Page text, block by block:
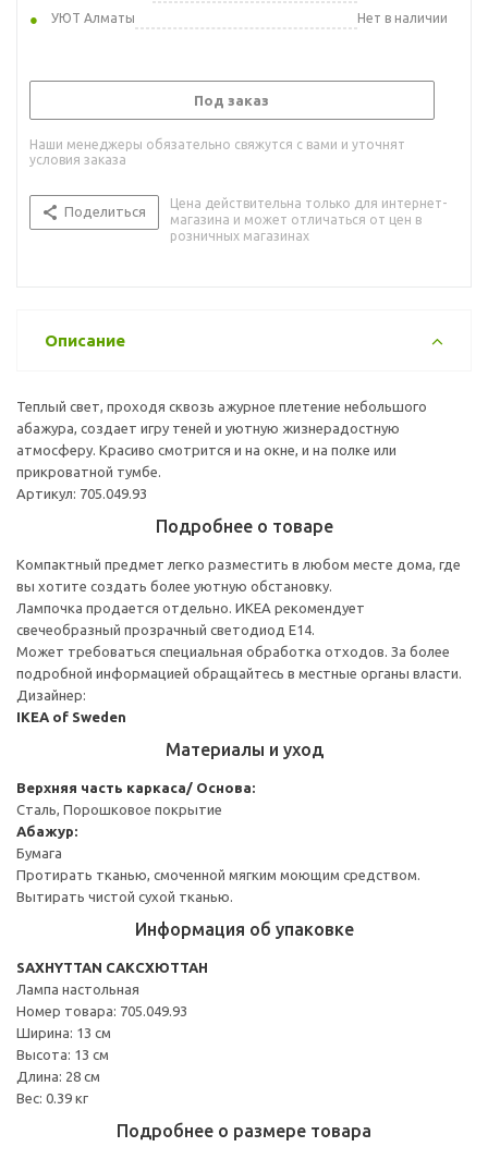
УЮТ Алматы
Нет в наличии
Под заказ
Наши менеджеры обязательно свяжутся с вами и уточнят
условия заказа
Поделиться
Цена действительна только для интернет-
магазина и может отличаться от цен в
розничных магазинах
Описание
Теплый свет, проходя сквозь ажурное плетение небольшого
абажура, создает игру теней и уютную жизнерадостную
атмосферу. Красиво смотрится и на окне, и на полке или
прикроватной тумбе.
Артикул: 705.049.93
Подробнее о товаре
Компактный предмет легко разместить в любом месте дома, где
вы хотите создать более уютную обстановку.
Лампочка продается отдельно. ИКЕА рекомендует
свечеобразный прозрачный светодиод Е14.
Может требоваться специальная обработка отходов. За более
подробной информацией обращайтесь в местные органы власти.
Дизайнер:
IKEA of Sweden
Материалы и уход
Верхняя часть каркаса/ Основа:
Сталь, Порошковое покрытие
Абажур:
Бумага
Протирать тканью, смоченной мягким моющим средством.
Вытирать чистой сухой тканью.
Информация об упаковке
SAXHYTTAN САКСХЮТТАН
Лампа настольная
Номер товара: 705.049.93
Ширина: 13 см
Высота: 13 см
Длина: 28 см
Вес: 0.39 кг
Подробнее о размере товара